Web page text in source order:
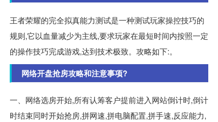
王者荣耀的完全拟真能力测试是一种测试玩家操控技巧的
规则,它以血量减少为主线,要求玩家在最短时间内按照一定
的操作技巧完成游戏,达到技术极致。攻略如下:。
网络开盘抢房攻略和注意事项?
一、网络选房开始,所有认筹客户提前进入网站倒计时,倒计
时结束同时开始抢房,拼网速,拼电脑配置,拼手速,反应能力,